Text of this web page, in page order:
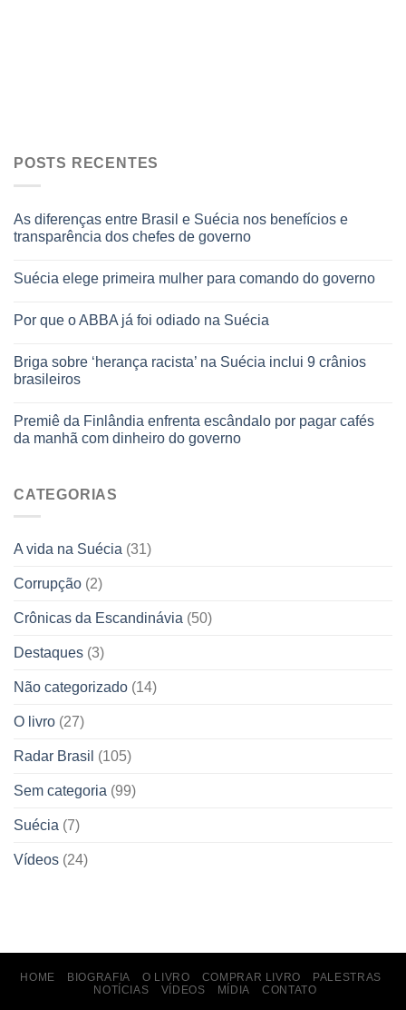
POSTS RECENTES
As diferenças entre Brasil e Suécia nos benefícios e
transparência dos chefes de governo
Suécia elege primeira mulher para comando do governo
Por que o ABBA já foi odiado na Suécia
Briga sobre ‘herança racista’ na Suécia inclui 9 crânios
brasileiros
Premiê da Finlândia enfrenta escândalo por pagar cafés
da manhã com dinheiro do governo
CATEGORIAS
A vida na Suécia (31)
Corrupção (2)
Crônicas da Escandinávia (50)
Destaques (3)
Não categorizado (14)
O livro (27)
Radar Brasil (105)
Sem categoria (99)
Suécia (7)
Vídeos (24)
HOME BIOGRAFIA O LIVRO COMPRAR LIVRO
PALESTRAS
NOTÍCIAS
VÍDEOS MÍDIA CONTATO